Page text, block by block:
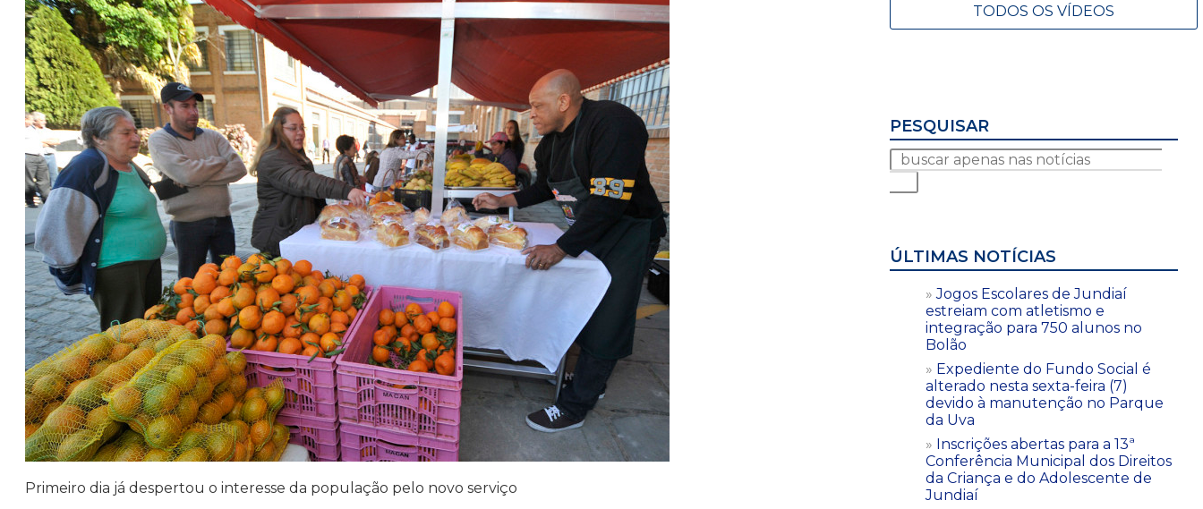
Primeiro dia já despertou o interesse da população pelo novo serviço
TODOS OS VÍDEOS
PESQUISAR
ÚLTIMAS NOTÍCIAS
Jogos Escolares de Jundiaí
estreiam com atletismo e
integração para 750 alunos no
Bolão
Expediente do Fundo Social é
alterado nesta sexta-feira (7)
devido à manutenção no Parque
da Uva
Inscrições abertas para a 13ª
Conferência Municipal dos Direitos
da Criança e do Adolescente de
Jundiaí